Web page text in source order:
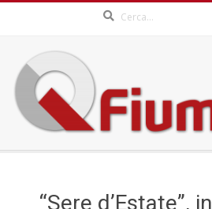
content
“Sere d’Estate”,